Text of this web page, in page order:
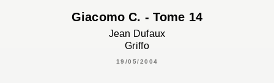
Giacomo C. - Tome 14
Jean Dufaux
Griffo
19/05/2004